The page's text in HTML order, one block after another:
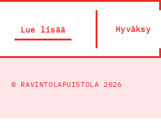
© RAVINTOLAPUISTOLA 2026
Hyväksy
Lue lisää